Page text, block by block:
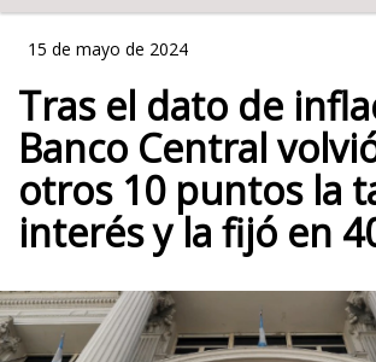
15 de mayo de 2024
Tras el dato de
Banco Central
otros 10 puntos la
interés y la fijó en